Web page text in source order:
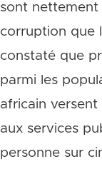
sont nettement
corruption que
constaté que
parmi les
africain
aux services
personne sur